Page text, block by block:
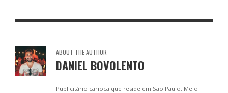
o g p
ABOUT THE AUTHOR
DANIEL BOVOLENTO
Publicitário carioca que reside em São Paulo. Meio